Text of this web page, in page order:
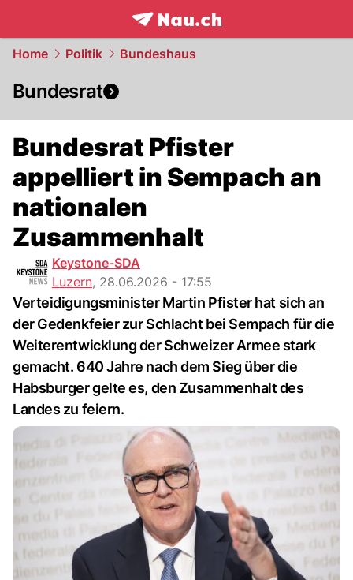
frontpage.NAU.ch
Home Politik Bundeshaus
Bundesrat
Bundesrat Pfister
appelliert in Sempach an
nationalen
Zusammenhalt
Keystone-SDA
Luzern, 28.06.2026 - 17:55
Verteidigungsminister Martin Pfister hat sich an
der Gedenkfeier zur Schlacht bei Sempach für die
Weiterentwicklung der Schweizer Armee stark
gemacht. 640 Jahre nach dem Sieg über die
Habsburger gelte es, den Zusammenhalt des
Landes zu feiern.